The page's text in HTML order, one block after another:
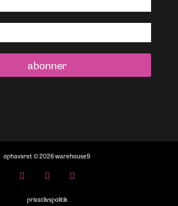
abonner
ophavsret © 2026 warehouse9
privatlivspolitik